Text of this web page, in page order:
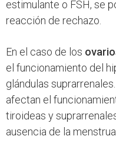
estimulante o FSH, se
reacción de rechazo.
En el caso de los
el funcionamiento del
glándulas
afectan el
tiroideas y
ausencia de la